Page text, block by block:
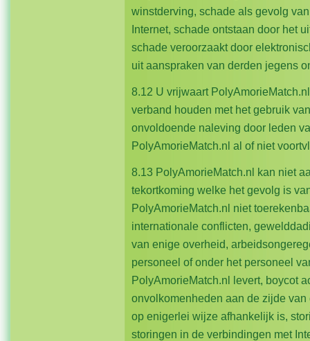
winstderving, schade als gevolg
Internet, schade ontstaan door het
schade veroorzaakt door
uit aanspraken van derden jegens
8.12 U vrijwaart
verband houden met het gebruik
onvoldoende naleving door leden
PolyAmorieMatch.nl al of niet
8.13 PolyAmorieMatch.nl kan niet
tekortkoming welke het gevolg is
PolyAmorieMatch.nl niet
internationale conflicten,
van enige overheid,
personeel of onder het personeel
PolyAmorieMatch.nl levert, boycot
onvolkomenheden aan de zijde
op enigerlei wijze afhankelijk is,
storingen in de verbindingen met